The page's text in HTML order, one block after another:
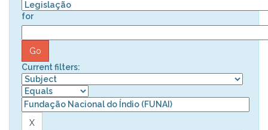
for
Current filters: